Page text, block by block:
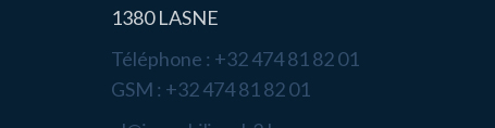
1380 LASNE
Téléphone : +32 474 81 82 01
GSM : +32 474 81 82 01